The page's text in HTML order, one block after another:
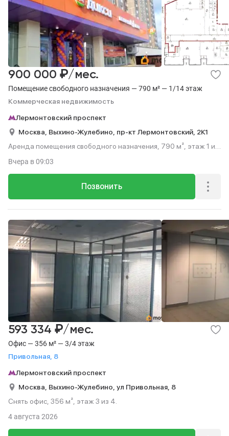
Помещение свободного назначения — 790 м² — 1/14 этаж
Коммерческая недвижимость
900 000 ₽/мес.
Лермонтовский проспект
Москва, Выхино-Жулебино, пр-кт Лермонтовский, 2К1
Аренда помещения свободного назначения, 790 м², этаж 1 из
Позвонить
Вчера в 09:03
Офис — 356 м² — 3/4 этаж
Привольная, 8
593 334 ₽/мес.
Лермонтовский проспект
Москва, Выхино-Жулебино, ул Привольная, 8
Снять офис, 356 м², этаж 3 из 4.
4 августа 2026